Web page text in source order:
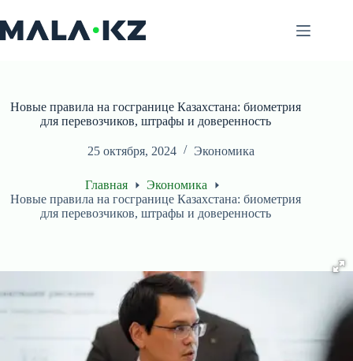
к
сути
Новые правила на госгранице Казахстана: биометрия
для перевозчиков, штрафы и доверенность
25 октября, 2024 Экономика
Главная
Экономика
Новые правила на госгранице Казахстана: биометрия
для перевозчиков, штрафы и доверенность